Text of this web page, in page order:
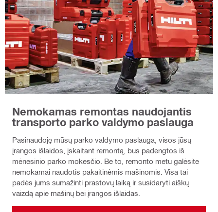
Nemokamas remontas naudojantis
transporto parko valdymo paslauga
Pasinaudoję mūsų parko valdymo paslauga, visos jūsų
įrangos išlaidos, įskaitant remontą, bus padengtos iš
mėnesinio parko mokesčio. Be to, remonto metu galėsite
nemokamai naudotis pakaitinėmis mašinomis. Visa tai
padės jums sumažinti prastovų laiką ir susidaryti aiškų
vaizdą apie mašinų bei įrangos išlaidas.